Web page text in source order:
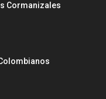
Cormanizales